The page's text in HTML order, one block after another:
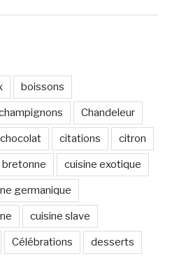
boissons
Chandeleur
chocolat citations citron
bretonne cuisine exotique
germanique
cuisine slave
Célébrations desserts